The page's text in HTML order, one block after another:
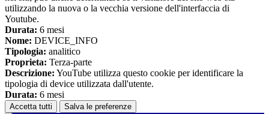
utilizzando la nuova o la vecchia versione dell'interfaccia di
Youtube.
Durata: 6 mesi
Nome: DEVICE_INFO
Tipologia: analitico
Proprieta: Terza-parte
Descrizione: YouTube utilizza questo cookie per identificare la
tipologia di device utilizzata dall'utente.
Durata: 6 mesi
Accetta tutti Salva le preferenze